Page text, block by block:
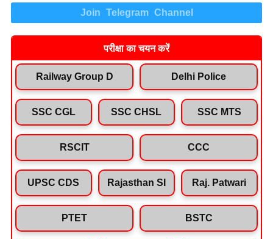
Join Telegram Channel
परीक्षा का चयन करें
Railway Group D Delhi Police
SSC CGL SSC CHSL SSC MTS
RSCIT CCC
UPSC CDS Rajasthan SI Raj. Patwari
PTET BSTC